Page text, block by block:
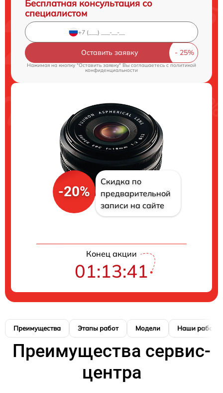
Бесплатная консультация со
специалистом
Оставить заявку
Нажимая на кнопку "Оставить заявку" Вы соглашаетесь c политикой
конфиденциальности
-20%
Скидка по
предварительной
записи на сайте
Конец акции
01:13:40
Преимущества Этапы работ Модели Наши работы
Преимущества сервис-
центра